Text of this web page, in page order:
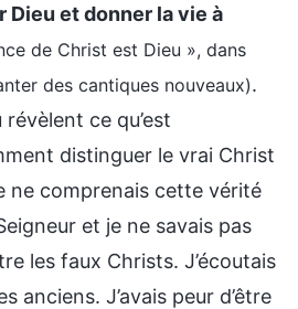
et donner la vie à
de Christ est Dieu », dans
des cantiques nouveaux).
ce qu’est
distinguer le vrai Christ
ne comprenais cette vérité
et je ne savais pas
les faux Christs. J’écoutais
anciens. J’avais peur d’être